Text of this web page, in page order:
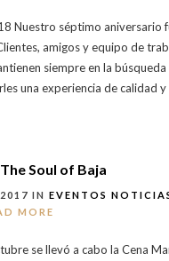
Nuestro séptimo aniversario
amigos y equipo de
siempre en la
una experiencia de calidad y
Soul of Baja
IN EVENTOS
MORE
se llevó a cabo la Cena